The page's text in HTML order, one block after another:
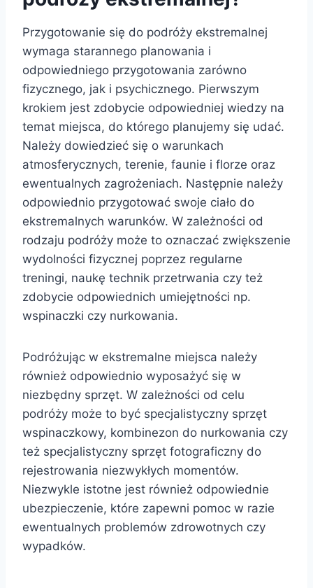
Przygotowanie się do podróży ekstremalnej
wymaga starannego planowania i
odpowiedniego przygotowania zarówno
fizycznego, jak i psychicznego. Pierwszym
krokiem jest zdobycie odpowiedniej wiedzy na
temat miejsca, do którego planujemy się udać.
Należy dowiedzieć się o warunkach
atmosferycznych, terenie, faunie i florze oraz
ewentualnych zagrożeniach. Następnie należy
odpowiednio przygotować swoje ciało do
ekstremalnych warunków. W zależności od
rodzaju podróży może to oznaczać zwiększenie
wydolności fizycznej poprzez regularne
treningi, naukę technik przetrwania czy też
zdobycie odpowiednich umiejętności np.
wspinaczki czy nurkowania.
Podróżując w ekstremalne miejsca należy
również odpowiednio wyposażyć się w
niezbędny sprzęt. W zależności od celu
podróży może to być specjalistyczny sprzęt
wspinaczkowy, kombinezon do nurkowania czy
też specjalistyczny sprzęt fotograficzny do
rejestrowania niezwykłych momentów.
Niezwykle istotne jest również odpowiednie
ubezpieczenie, które zapewni pomoc w razie
ewentualnych problemów zdrowotnych czy
wypadków.